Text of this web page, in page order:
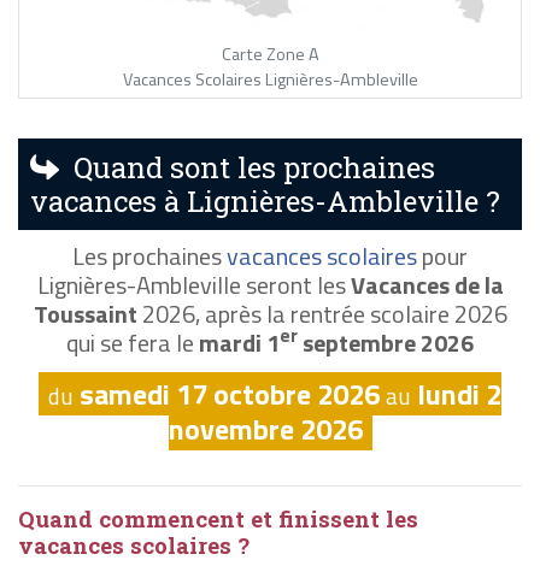
Carte Zone A
Vacances Scolaires Lignières-Ambleville
Quand sont les prochaines
vacances à Lignières-Ambleville ?
Les prochainesvacances scolairespour
Lignières-Ambleville seront lesVacances de la
Toussaint2026, après la rentrée scolaire 2026
qui se fera lemardi 1er septembre 2026
du samedi 17 octobre 2026au lundi 2
novembre 2026
Quand commencent et finissent les
vacances scolaires ?